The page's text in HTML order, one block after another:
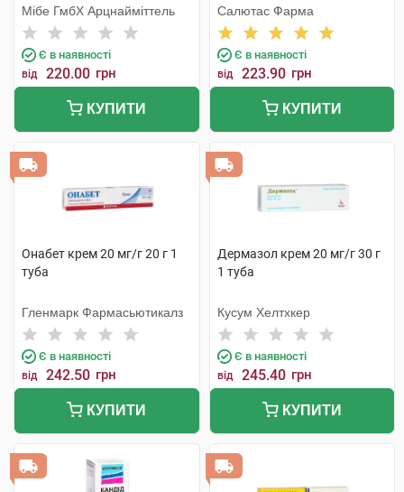
Мібе ГмбХ Арцнайміттель
Є в наявності
від 220.00 грн
КУПИТИ
Салютас Фарма
Є в наявності
від 223.90 грн
КУПИТИ
Онабет крем 20 мг/г 20 г 1
туба
Гленмарк Фармасьютикалз
Є в наявності
від 242.50 грн
КУПИТИ
Дермазол крем 20 мг/г 30 г
1 туба
Кусум Хелтхкер
Є в наявності
від 245.40 грн
КУПИТИ